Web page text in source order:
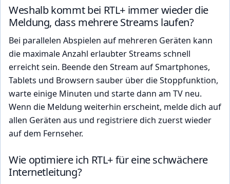
Weshalb kommt bei RTL+ immer wieder die
Meldung, dass mehrere Streams laufen?
Bei parallelen Abspielen auf mehreren Geräten kann
die maximale Anzahl erlaubter Streams schnell
erreicht sein. Beende den Stream auf Smartphones,
Tablets und Browsern sauber über die Stoppfunktion,
warte einige Minuten und starte dann am TV neu.
Wenn die Meldung weiterhin erscheint, melde dich auf
allen Geräten aus und registriere dich zuerst wieder
auf dem Fernseher.
Wie optimiere ich RTL+ für eine schwächere
Internetleitung?